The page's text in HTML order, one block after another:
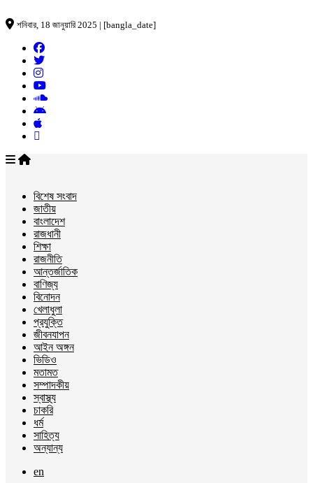
শনিবার, 18 জানুয়ারি 2025 | [bangla_date]
বিশেষ সংবাদ
জাতীয়
বাংলাদেশ
রাজধানী
শিক্ষা
রাজনীতি
আন্তর্জাতিক
বাণিজ্য
বিনোদন
খেলাধুলা
প্রযুক্তি
জীবনযাপন
আইন অঙ্গন
ভিডিও
মতামত
সম্পাদকীয়
স্বাস্থ্য
চাকরি
ধর্ম
সাহিত্য
অন্যান্য
en